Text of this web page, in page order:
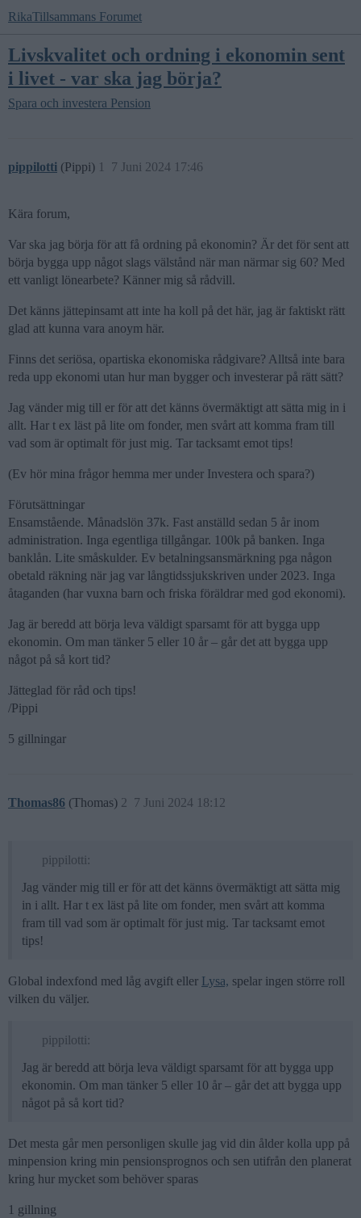
RikaTillsammans Forumet
Livskvalitet och ordning i ekonomin sent
i livet - var ska jag börja?
Spara och investera Pension
pippilotti (Pippi) 7 Juni 2024 17:46
1
Kära forum,
Var ska jag börja för att få ordning på ekonomin? Är det för sent att
börja bygga upp något slags välstånd när man närmar sig 60? Med
ett vanligt lönearbete? Känner mig så rådvill.
Det känns jättepinsamt att inte ha koll på det här, jag är faktiskt rätt
glad att kunna vara anoym här.
Finns det seriösa, opartiska ekonomiska rådgivare? Alltså inte bara
reda upp ekonomi utan hur man bygger och investerar på rätt sätt?
Jag vänder mig till er för att det känns övermäktigt att sätta mig in i
allt. Har t ex läst på lite om fonder, men svårt att komma fram till
vad som är optimalt för just mig. Tar tacksamt emot tips!
(Ev hör mina frågor hemma mer under Investera och spara?)
Förutsättningar
Ensamstående. Månadslön 37k. Fast anställd sedan 5 år inom
administration. Inga egentliga tillgångar. 100k på banken. Inga
banklån. Lite småskulder. Ev betalningsansmärkning pga någon
obetald räkning när jag var långtidssjukskriven under 2023. Inga
åtaganden (har vuxna barn och friska föräldrar med god ekonomi).
Jag är beredd att börja leva väldigt sparsamt för att bygga upp
ekonomin. Om man tänker 5 eller 10 år – går det att bygga upp
något på så kort tid?
Jätteglad för råd och tips!
/Pippi
5 gillningar
Thomas86 (Thomas) 7 Juni 2024 18:12
2
pippilotti:
Jag vänder mig till er för att det känns övermäktigt att sätta mig
in i allt. Har t ex läst på lite om fonder, men svårt att komma
fram till vad som är optimalt för just mig. Tar tacksamt emot
tips!
Global indexfond med låg avgift eller Lysa, spelar ingen större roll
vilken du väljer.
pippilotti:
Jag är beredd att börja leva väldigt sparsamt för att bygga upp
ekonomin. Om man tänker 5 eller 10 år – går det att bygga upp
något på så kort tid?
Det mesta går men personligen skulle jag vid din ålder kolla upp på
minpension kring min pensionsprognos och sen utifrån den planerat
kring hur mycket som behöver sparas
1 gillning